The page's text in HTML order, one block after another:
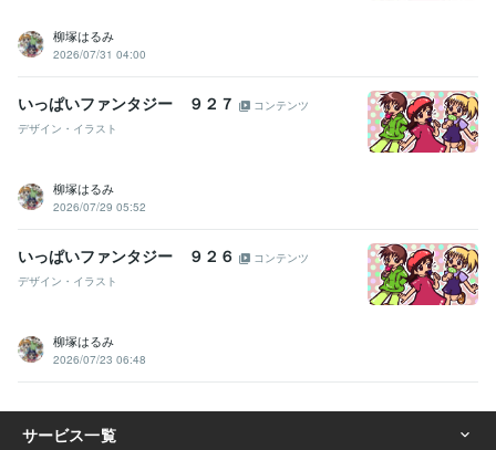
柳塚はるみ
2026/07/31 04:00
いっぱいファンタジー ９２７
コンテンツ
デザイン・イラスト
柳塚はるみ
2026/07/29 05:52
いっぱいファンタジー ９２６
コンテンツ
デザイン・イラスト
柳塚はるみ
2026/07/23 06:48